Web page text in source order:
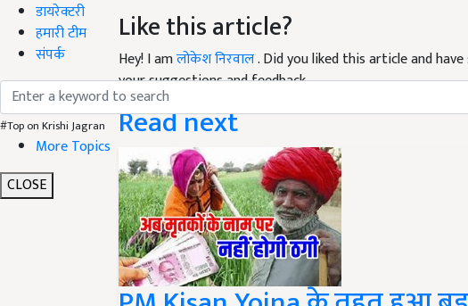
डायरेक्टरी
हमारी टीम
संपर्क
#Top on Krishi Jagran
More Topics
CLOSE
Hey! I amलोकेश निरवाल. Did you liked this article and
your suggestions and feedback.
Read next
PM Kisan Yojna के तहत हुआ